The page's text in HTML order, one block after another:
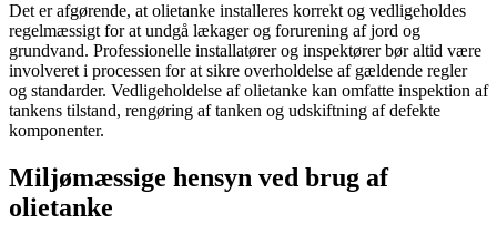
Det er afgørende, at olietanke installeres korrekt og vedligeholdes
regelmæssigt for at undgå lækager og forurening af jord og
grundvand. Professionelle installatører og inspektører bør altid være
involveret i processen for at sikre overholdelse af gældende regler
og standarder. Vedligeholdelse af olietanke kan omfatte inspektion af
tankens tilstand, rengøring af tanken og udskiftning af defekte
komponenter.
Miljømæssige hensyn ved brug af
olietanke